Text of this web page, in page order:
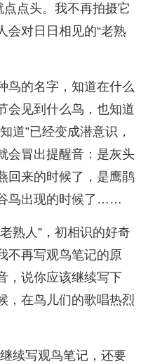
点点头。我不再拍摄它
会对日日相见的“老熟
鸟的名字，知道在什么
会见到什么鸟，也知道
道”已经变成潜意识，
会冒出提醒音：是灰头
回来的时候了，是鹰鹃
鸟出现的时候了……
熟人”，初相识的好奇
再写观鸟笔记的原
，说你应该继续写下
，在鸟儿们的歌唱热烈
续写观鸟笔记，还要